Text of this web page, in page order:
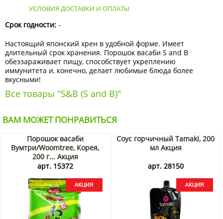
УСЛОВИЯ ДОСТАВКИ И ОПЛАТЫ
Срок годности: -
Настоящий японский хрен в удобной форме. Имеет
длительный срок хранения. Порошок васаби S and B
обеззараживает пищу, способствует укреплению
иммунитета и, конечно, делает любимые блюда более
вкусными!
Все товары "S&B (S and B)"
ВАМ МОЖЕТ ПОНРАВИТЬСЯ
Порошок васаби
Вумтри/Woomtree, Корея,
200 г... Акция
арт. 15372
Соус горчичный Tamaki, 200
мл Акция
арт. 28150